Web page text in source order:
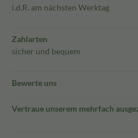
i.d.R. am nächsten Werktag
Zahlarten
sicher und bequem
Bewerte uns
Vertraue unserem mehrfach